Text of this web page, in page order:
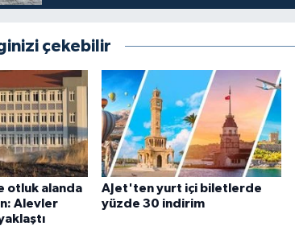
çekebilir
otluk alanda
Alevler
AJet'ten yurt içi biletlerde
yüzde 30 indirim